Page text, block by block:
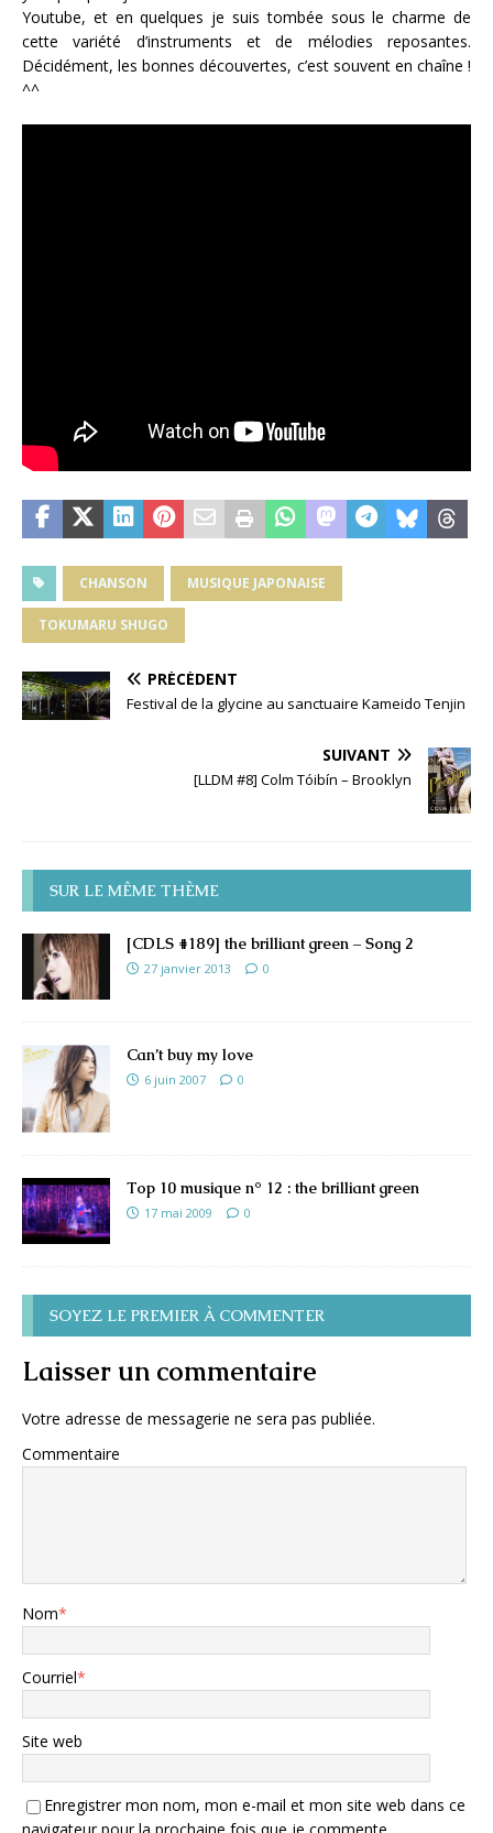
Youtube, et en quelques je suis tombée sous le charme de
cette variété d’instruments et de mélodies reposantes.
Décidément, les bonnes découvertes, c’est souvent en chaîne !
^^
CHANSON MUSIQUE JAPONAISE
TOKUMARU SHUGO
PRÉCÉDENT
Festival de la glycine au sanctuaire Kameido Tenjin
SUIVANT
[LLDM #8] Colm Tóibín – Brooklyn
SUR LE MÊME THÈME
[CDLS #189] the brilliant green – Song 2
27 janvier 2013 0
Can’t buy my love
6 juin 2007 0
Top 10 musique n° 12 : the brilliant green
17 mai 2009 0
SOYEZ LE PREMIER À COMMENTER
Laisser un commentaire
Votre adresse de messagerie ne sera pas publiée.
Commentaire
Nom*
Courriel*
Site web
Enregistrer mon nom, mon e-mail et mon site web dans ce